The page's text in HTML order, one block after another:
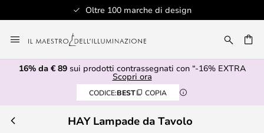
al
contenuto
16% da € 89sui prodotti contrassegnati con “-16% EXTRA
Scopri ora
CODICE:BEST COPIA
HAY Lampade da Tavolo